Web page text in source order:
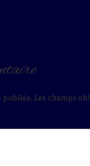
publiée. Les champs